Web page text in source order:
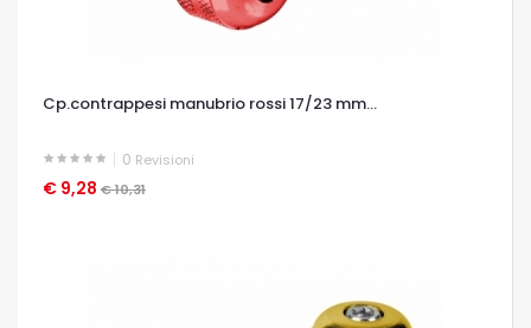
Cp.contrappesi manubrio rossi 17/23 mm...
0 Revisioni
€ 9,28 € 10,31
OCCHIATA VELOCE